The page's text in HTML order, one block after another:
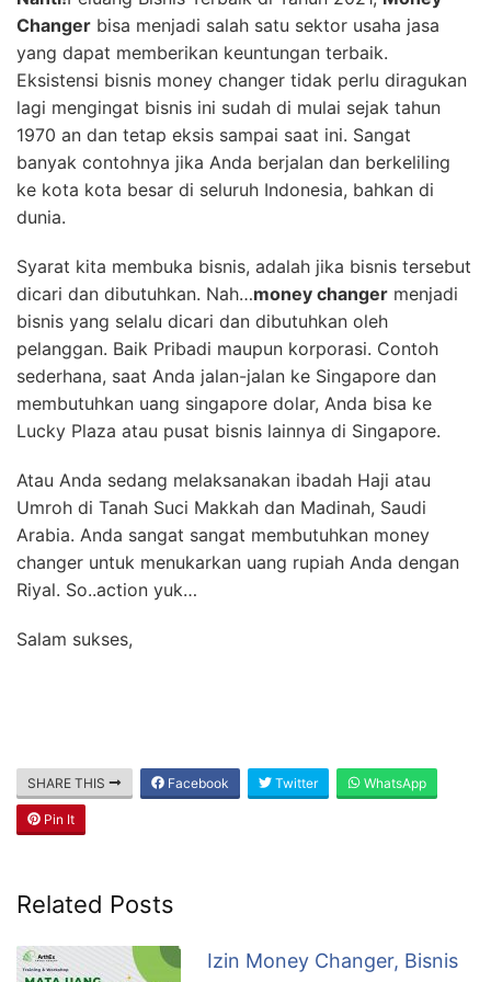
Changer bisa menjadi salah satu sektor usaha jasa
yang dapat memberikan keuntungan terbaik.
Eksistensi bisnis money changer tidak perlu diragukan
lagi mengingat bisnis ini sudah di mulai sejak tahun
1970 an dan tetap eksis sampai saat ini. Sangat
banyak contohnya jika Anda berjalan dan berkeliling
ke kota kota besar di seluruh Indonesia, bahkan di
dunia.
Syarat kita membuka bisnis, adalah jika bisnis tersebut
dicari dan dibutuhkan. Nah…money changer menjadi
bisnis yang selalu dicari dan dibutuhkan oleh
pelanggan. Baik Pribadi maupun korporasi. Contoh
sederhana, saat Anda jalan-jalan ke Singapore dan
membutuhkan uang singapore dolar, Anda bisa ke
Lucky Plaza atau pusat bisnis lainnya di Singapore.
Atau Anda sedang melaksanakan ibadah Haji atau
Umroh di Tanah Suci Makkah dan Madinah, Saudi
Arabia. Anda sangat sangat membutuhkan money
changer untuk menukarkan uang rupiah Anda dengan
Riyal. So..action yuk…
Salam sukses,
SHARE THIS Facebook Twitter WhatsApp
Pin It
Related Posts
Izin Money Changer, Bisnis